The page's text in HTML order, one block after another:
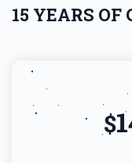
15 YEARS OF
$